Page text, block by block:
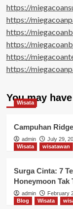
https://
https://
https://
https://
https://
https://
You may
Wisata
Campuhan
admin July 29,
Wisata
wisatawan
Surga Cinta: 7
Honeymoon Tak
admin February
Blog
Wisata